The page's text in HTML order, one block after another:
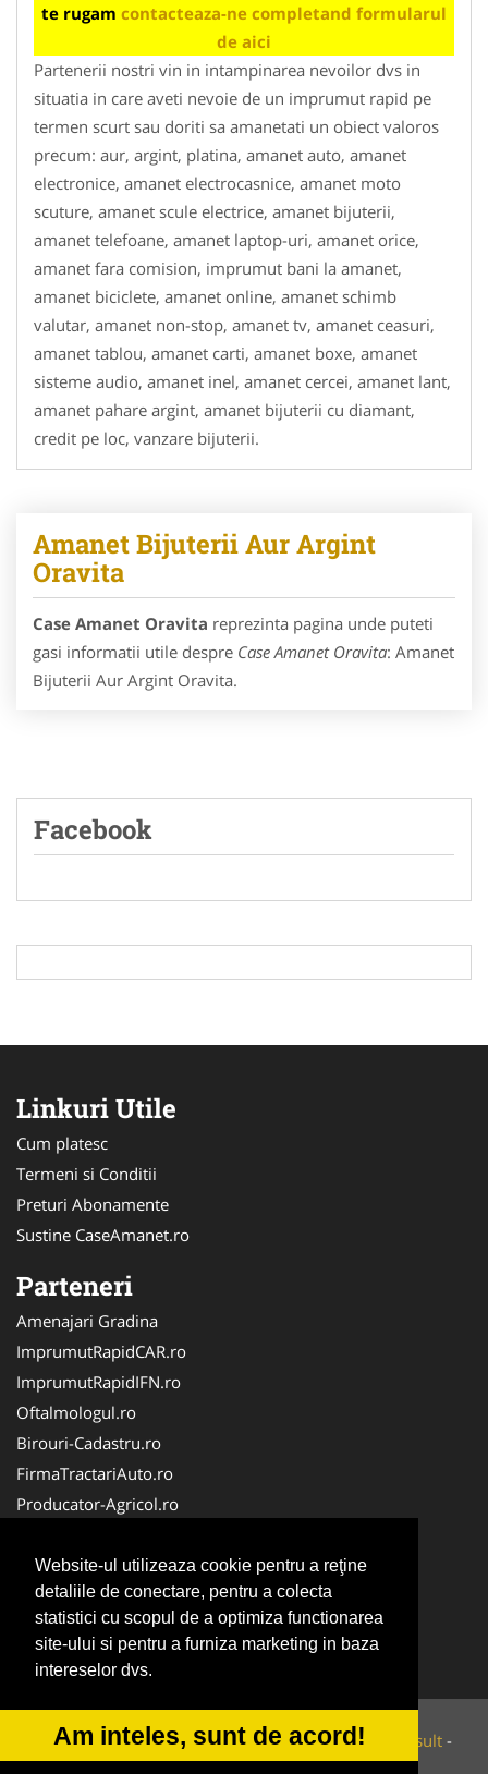
Website-ul utilizeaza cookie pentru a reţine
detaliile de conectare, pentru a colecta
statistici cu scopul de a optimiza functionarea
site-ului si pentru a furniza marketing in baza
intereselor dvs.
Am inteles, sunt de acord!
te rugam contacteaza-ne completand formularul
de aici
Partenerii nostri vin in intampinarea nevoilor dvs in
situatia in care aveti nevoie de un imprumut rapid pe
termen scurt sau doriti sa amanetati un obiect valoros
precum: aur, argint, platina, amanet auto, amanet
electronice, amanet electrocasnice, amanet moto
scuture, amanet scule electrice, amanet bijuterii,
amanet telefoane, amanet laptop-uri, amanet orice,
amanet fara comision, imprumut bani la amanet,
amanet biciclete, amanet online, amanet schimb
valutar, amanet non-stop, amanet tv, amanet ceasuri,
amanet tablou, amanet carti, amanet boxe, amanet
sisteme audio, amanet inel, amanet cercei, amanet lant,
amanet pahare argint, amanet bijuterii cu diamant,
credit pe loc, vanzare bijuterii.
Amanet Bijuterii Aur Argint
Oravita
Case Amanet Oravita reprezinta pagina unde puteti
gasi informatii utile despre Case Amanet Oravita: Amanet
Bijuterii Aur Argint Oravita.
Facebook
Linkuri Utile
Cum platesc
Termeni si Conditii
Preturi Abonamente
Sustine CaseAmanet.ro
Parteneri
Amenajari Gradina
ImprumutRapidCAR.ro
ImprumutRapidIFN.ro
Oftalmologul.ro
Birouri-Cadastru.ro
FirmaTractariAuto.ro
Producator-Agricol.ro
Brutari
Apicultorul.com
CentruInchirieri.ro
Medic-Bun.com
© 2014-2026 Powered byVilonMedia&Tokaido Consult -
ANPC SOL